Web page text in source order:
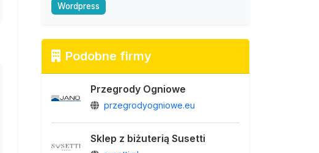
Wordpress
Podobne firmy
Przegrody Ogniowe
przegrodyogniowe.eu
Sklep z biżuterią Susetti